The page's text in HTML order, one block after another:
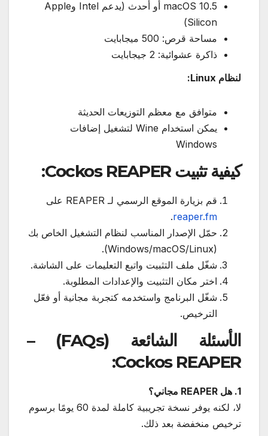
macOS 10.5 أو أحدث (يدعم Intel وApple
Silicon)
مساحة قرص: 500 ميجابايت
ذاكرة عشوائية: 2 جيجابايت
لنظام Linux:
متوافق مع معظم التوزيعات الحديثة
يمكن استخدام Wine لتشغيل إضافات
Windows
كيفية تثبيت Cockos REAPER:
قم بزيارة الموقع الرسمي لـ REAPER على
reaper.fm
.
حمّل الإصدار المناسب لنظام التشغيل الخاص بك
(Windows/macOS/Linux).
شغّل ملف التثبيت واتبع التعليمات على الشاشة.
اختر مكان التثبيت والإعدادات المطلوبة.
شغّل البرنامج واستخدمه كتجربة مجانية أو فعّل
الترخيص.
الأسئلة الشائعة (FAQs) –
Cockos REAPER:
1. هل REAPER مجاني؟
لا، لكنه يوفر نسخة تجريبية كاملة لمدة 60 يومًا برسوم
ترخيص منخفضة بعد ذلك.